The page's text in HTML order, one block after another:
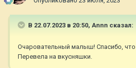
В 22.07.2023 в 20:50, Annn сказал:
Очаровательный малыш! Спасибо,
Перевела на вкусняшки.